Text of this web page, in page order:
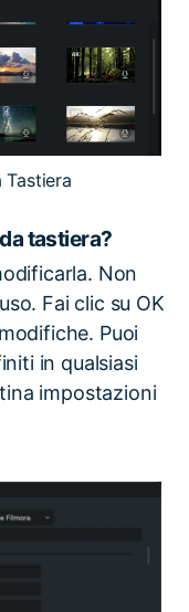
tastiera?
Non
Fai clic su OK
Puoi
in qualsiasi
impostazioni